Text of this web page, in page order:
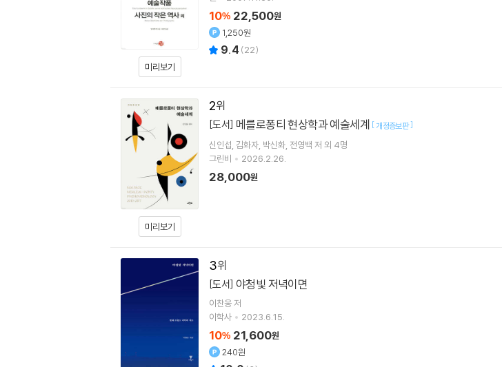
미리보기
10% 22,500원
1,250원
9.4 (22)
2
미리보기
[도서] 메를로퐁티 현상학과 예술세계 [개정증보판]
신인섭 김화자 박신화 전영백 저 외 4명
그린비
2026.2.26.
28,000원
3
[도서] 야청빛 저녁이면
이찬웅저
이학사
2023.6.15.
10% 21,600원
240원